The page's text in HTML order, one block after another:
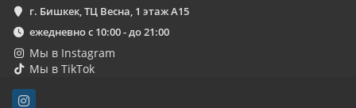
г. Бишкек, ТЦ Весна, 1 этаж А15
ежедневно с 10:00 - до 21:00
Мы в Instagram
Мы в TikTok